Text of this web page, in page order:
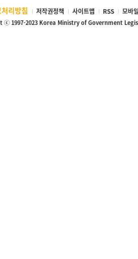
리방침 저작권정책 사이트맵 RSS 모바
ⓒ 1997-2023 Korea Ministry of Government